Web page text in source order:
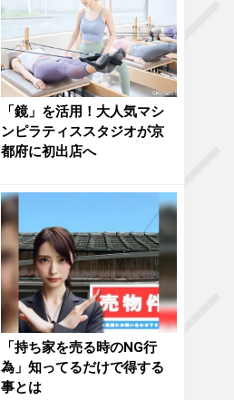
「鏡」を活用！大人気マシ
ンピラティススタジオが京
都府に初出店へ
「持ち家を売る時のNG行
為」知ってるだけで得する
事とは